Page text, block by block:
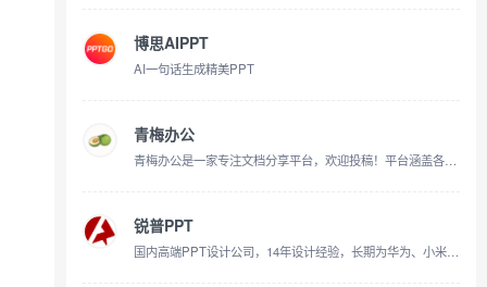
博思AIPPT
AI一句话生成精美PPT
青梅办公
青梅办公是一家专注文档分享平台，欢迎投稿！平台涵盖各行业合同书样本电子版、简历模板、合作协议、可视化图表、教育题库、自考论文范本、申请书、主持词、开题报告、读后感、职业规划、PPT模板等文档在线分享等服务。秉承求实求新、至真至诚的理念，致力于为客户提供尽善尽美的服务。
锐普PPT
国内高端PPT设计公司，14年设计经验，长期为华为、小米、阿里等2300+家企业提供PPT定制设计服务，30+人专业设计团队，不论您是商务演讲、产品发布、竞聘演说、招商推介、还是政府汇报，我们都可以提供专业的PPT设计服务。